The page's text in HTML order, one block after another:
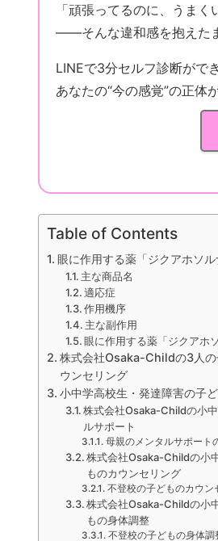
「頑張ってるのに、うまく
——そんな違和感を抱えた
LINEで3分セルフ診断がで
あなたの“今の感覚”の正体
Table of Contents
眼に作用する薬「ジクアホソ
主な商品名
適応症
作用機序
主な副作用
眼に作用する薬「ジクアホ
株式会社Osaka-Childの3人の
ウンセリング
小中学高校生・発達障害の子
株式会社Osaka-Childの小
ルサポート
母親のメンタルサポート
株式会社Osaka-Childの小
ものカウンセリング
不登校の子どものカウン
株式会社Osaka-Childの小
もの身体調整
不登校の子どもの身体